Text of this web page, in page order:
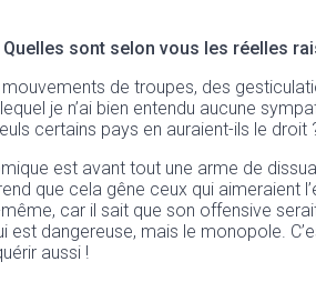
sont selon vous les réelles
mouvements de troupes, des
je n’ai bien entendu aucune
certains pays en auraient-ils le droit
est avant tout une arme de
que cela gêne ceux qui aimeraient
car il sait que son offensive
dangereuse, mais le monopole.
aussi !